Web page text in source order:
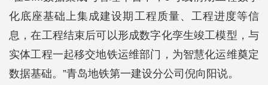
化底座基础上集成建设期工程质量、工程进度等信
息，在工程结束后可以形成数字化孪生竣工模型，与
实体工程一起移交地铁运维部门，为智慧化运维奠定
数据基础。”青岛地铁第一建设分公司倪向阳说。